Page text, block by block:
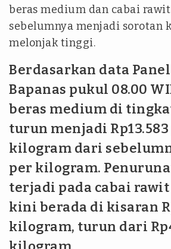
beras medium dan cabai
sebelumnya menjadi sorotan
melonjak tinggi.
Berdasarkan data
Bapanas pukul 08.00
beras medium di
turun menjadi
kilogram dari
per kilogram.
terjadi pada cabai
kini berada di kisaran
kilogram, turun dari